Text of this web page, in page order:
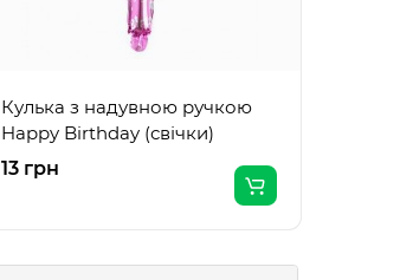
Кулька з надувною ручкою
Happy Birthday (свічки)
13 грн